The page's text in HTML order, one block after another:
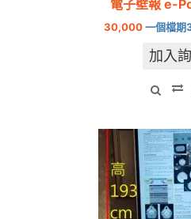
電子壁報 e-
30,000一個檔期
加入